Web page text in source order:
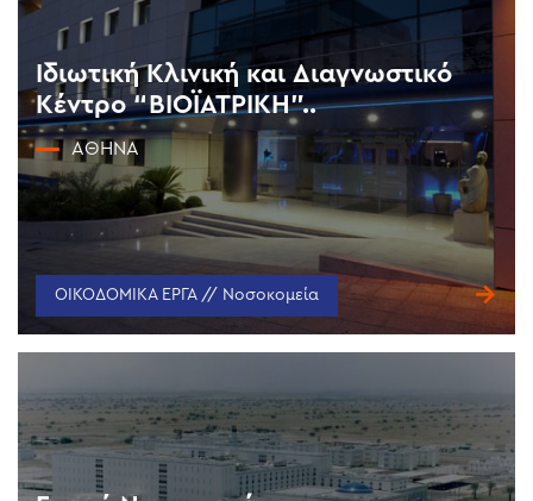
Ιδιωτική Κλινική και Διαγνωστικό
Κέντρο “ΒΙΟΪΑΤΡΙΚΗ”..
ΑΘΉΝΑ
ΟΙΚΟΔΟΜΙΚΑ ΕΡΓΑ // Νοσοκομεία